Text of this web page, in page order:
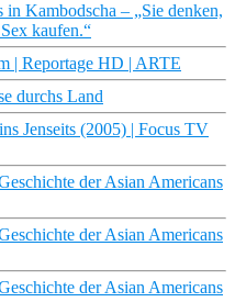
Kambodscha – „Sie denken,
kaufen.“
| Reportage HD | ARTE
durchs Land
Jenseits (2005) | Focus TV
der Asian Americans
der Asian Americans
der Asian Americans